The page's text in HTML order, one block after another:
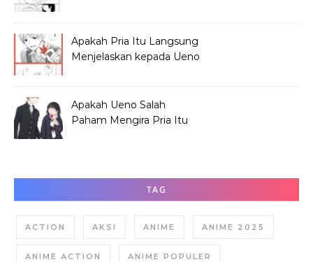
Apakah Pria Itu Langsung
Menjelaskan kepada Ueno
Apakah Ueno Salah
Paham Mengira Pria Itu
TAG
ACTION AKSI ANIME ANIME 2025
ANIME ACTION ANIME POPULER